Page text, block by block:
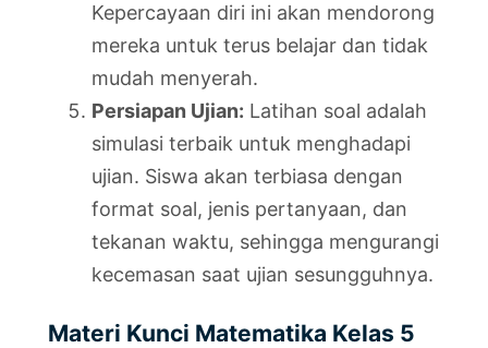
Kepercayaan diri ini akan mendorong
mereka untuk terus belajar dan tidak
mudah menyerah.
Persiapan Ujian: Latihan soal adalah
simulasi terbaik untuk menghadapi
ujian. Siswa akan terbiasa dengan
format soal, jenis pertanyaan, dan
tekanan waktu, sehingga mengurangi
kecemasan saat ujian sesungguhnya.
Materi Kunci Matematika Kelas 5